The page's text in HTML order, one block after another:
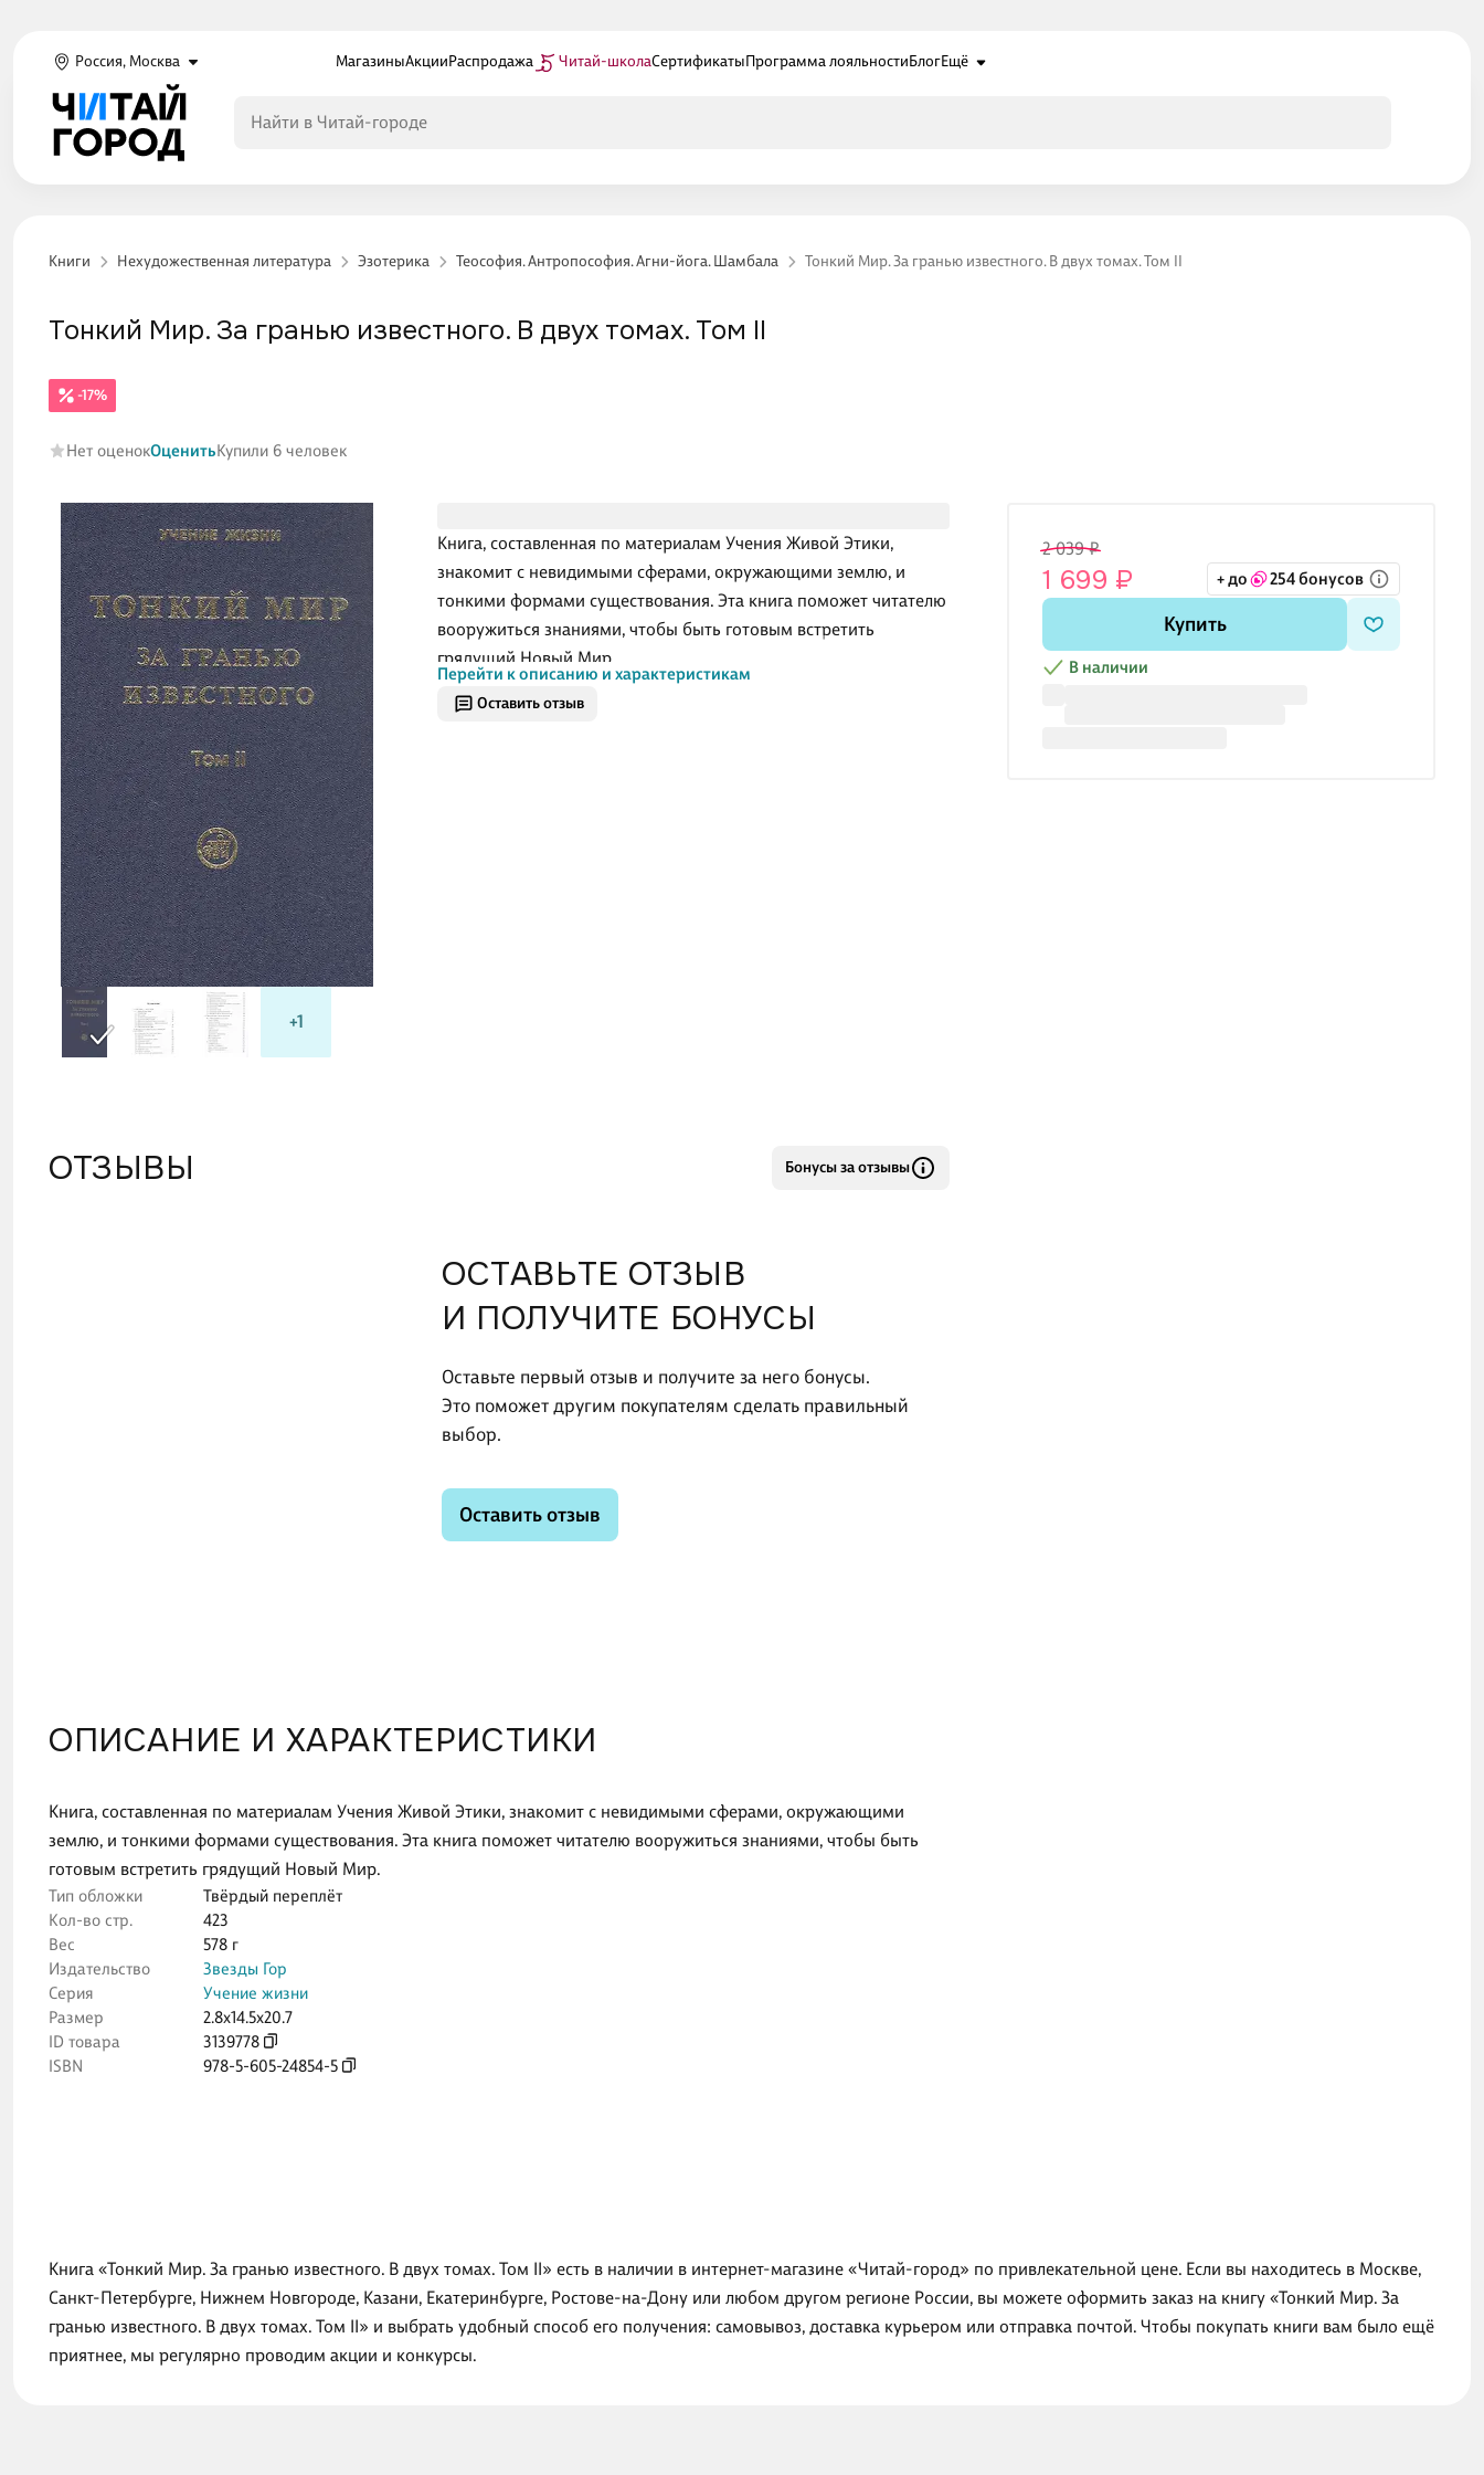
Россия, Москва МагазиныАкцииРаспродажа Читай-школаСертификатыПрограмма лояльностиБлогЕщё
Книги Нехудожественная литература Эзотерика Теософия. Антропософия. Агни-йога. Шамбала Тонкий Мир. За гранью известного. В двух томах. Том II
+1
Оставить отзыв
Книга, составленная по материалам Учения Живой Этики,
знакомит с невидимыми сферами, окружающими землю, и
тонкими формами существования. Эта книга поможет читателю
вооружиться знаниями, чтобы быть готовым встретить
грядущий Новый Мир.
Перейти к описанию и характеристикам
-17%
Тонкий Мир. За гранью известного. В двух томах. Том II
Нет оценокОценитьКупили 6 человек
2 039 ₽
1 699 ₽ + до 254 бонусов
Купить
В наличии
ОПИСАНИЕ И ХАРАКТЕРИСТИКИ
Книга, составленная по материалам Учения Живой Этики, знакомит с невидимыми сферами, окружающими
землю, и тонкими формами существования. Эта книга поможет читателю вооружиться знаниями, чтобы быть
готовым встретить грядущий Новый Мир.
Тип обложки
Твёрдый переплёт
Кол-во стр.
423
Вес
578 г
Издательство
Звезды Гор
Серия
Учение жизни
Размер
2.8x14.5x20.7
ID товара
3139778
ISBN
978-5-605-24854-5
ОТЗЫВЫ Бонусы за отзывы
ОСТАВЬТЕ ОТЗЫВ
И ПОЛУЧИТЕ БОНУСЫ
Оставьте первый отзыв и получите за него бонусы.
Это поможет другим покупателям сделать правильный
выбор.
Оставить отзыв
Книга «Тонкий Мир. За гранью известного. В двух томах. Том II» есть в наличии в интернет-магазине «Читай-город» по привлекательной цене. Если вы находитесь в Москве,
Санкт-Петербурге, Нижнем Новгороде, Казани, Екатеринбурге, Ростове-на-Дону или любом другом регионе России, вы можете оформить заказ на книгу «Тонкий Мир. За
гранью известного. В двух томах. Том II» и выбрать удобный способ его получения: самовывоз, доставка курьером или отправка почтой. Чтобы покупать книги вам было ещё
приятнее, мы регулярно проводим акции и конкурсы.